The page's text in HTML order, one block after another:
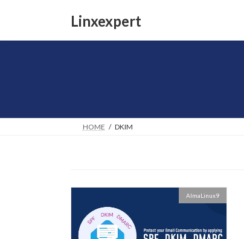
Linxexpert
HOME DKIM
AlmaLinux9